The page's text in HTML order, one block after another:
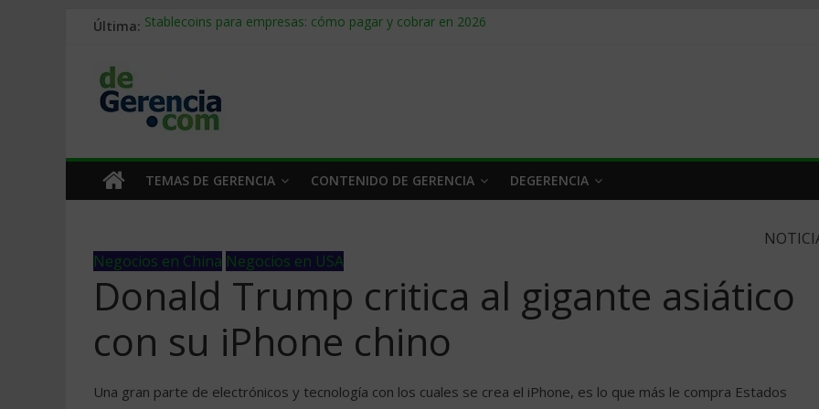
Última: Stablecoins para empresas: cómo pagar y cobrar en 2026
Trabajo forzoso en la cadena de suministro: qué hacer
Mercado hispano de EE. UU.: cómo segmentarlo y venderle
TEMAS DE GERENCIA CONTENIDO DE GERENCIA DEGERENCIA
Negocios en China Negocios en USA
Donald Trump critica al gigante asiático
con su iPhone chino
Una gran parte de electrónicos y tecnología con los cuales se crea el iPhone, es lo que más le compra Estados